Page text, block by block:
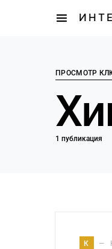
ПРОСМОТР
1 публикация
К